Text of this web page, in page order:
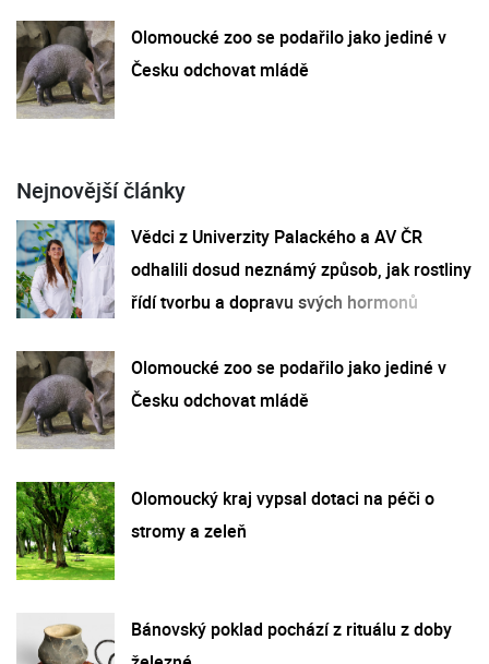
Olomoucké zoo se podařilo jako jediné v
Česku odchovat mládě
Nejnovější články
Vědci z Univerzity Palackého a AV ČR
odhalili dosud neznámý způsob, jak rostliny
řídí tvorbu a dopravu svých hormonů
Olomoucké zoo se podařilo jako jediné v
Česku odchovat mládě
Olomoucký kraj vypsal dotaci na péči o
stromy a zeleň
Bánovský poklad pochází z rituálu z doby